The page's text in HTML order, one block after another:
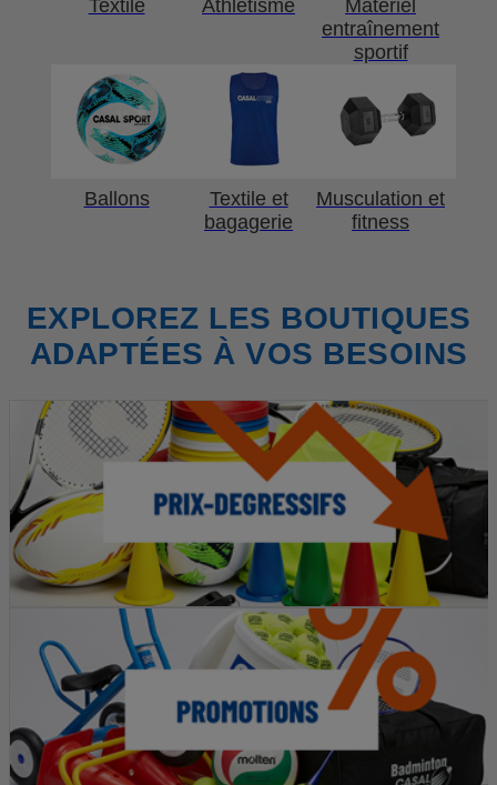
Textile Athlétisme
Matériel
entraînement
sportif
Ballons
Textile et
bagagerie
Musculation et
fitness
EXPLOREZ LES BOUTIQUES
ADAPTÉES À VOS BESOINS